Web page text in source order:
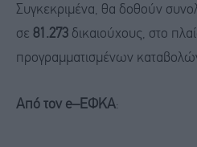
Συγκεκριμένα, θα δοθούν
σε 81.273 δικαιούχους, στο
προγραμματισμένων
Από τον e–ΕΦΚΑ: